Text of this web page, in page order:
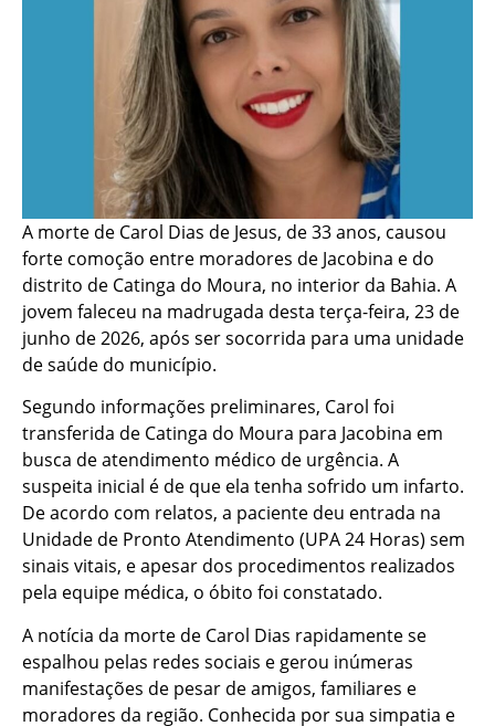
A morte de Carol Dias de Jesus, de 33 anos, causou
forte comoção entre moradores de Jacobina e do
distrito de Catinga do Moura, no interior da Bahia. A
jovem faleceu na madrugada desta terça-feira, 23 de
junho de 2026, após ser socorrida para uma unidade
de saúde do município.
Segundo informações preliminares, Carol foi
transferida de Catinga do Moura para Jacobina em
busca de atendimento médico de urgência. A
suspeita inicial é de que ela tenha sofrido um infarto.
De acordo com relatos, a paciente deu entrada na
Unidade de Pronto Atendimento (UPA 24 Horas) sem
sinais vitais, e apesar dos procedimentos realizados
pela equipe médica, o óbito foi constatado.
A notícia da morte de Carol Dias rapidamente se
espalhou pelas redes sociais e gerou inúmeras
manifestações de pesar de amigos, familiares e
moradores da região. Conhecida por sua simpatia e